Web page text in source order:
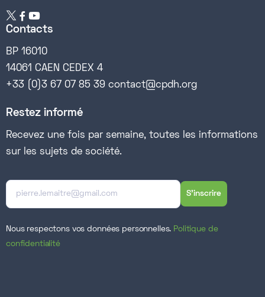
 
Contacts
BP 16010
14061 CAEN CEDEX 4
+33 (0)3 67 07 85 39 contact@cpdh.org
Restez informé
Recevez une fois par semaine, toutes les informations
sur les sujets de société.
Nous respectons vos données personnelles. Politique de
confidentialité